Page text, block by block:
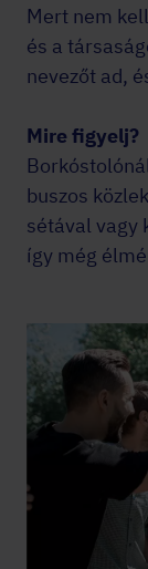
Mert nem
és a
nevezőt ad,
Mire figyelj?
buszos
sétával vagy
így még